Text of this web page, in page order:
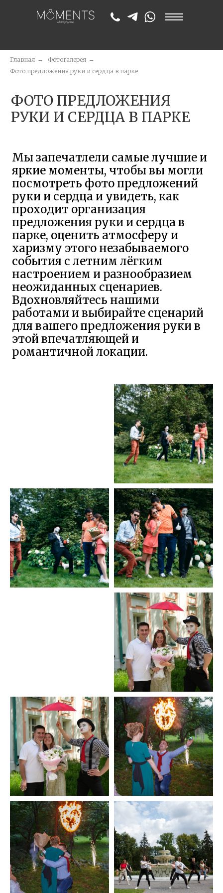
Главная → Фотогалерея →
Фото предложения руки и сердца в парке
ФОТО ПРЕДЛОЖЕНИЯ
Мы запечатлели самые лучшие и
яркие моменты, чтобы вы могли
предложения руки и сердца в
парке, оценить атмосферу и
харизму этого незабываемого
события с летним лёгким
настроением и разнообразием
неожиданных сценариев.
Вдохновляйтесь нашими
работами и выбирайте сценарий
для вашего предложения руки в
этой впечатляющей и
романтичной локации.
ПЕРЕЙТИ НА СТРАНИЦУ УСЛУГИ